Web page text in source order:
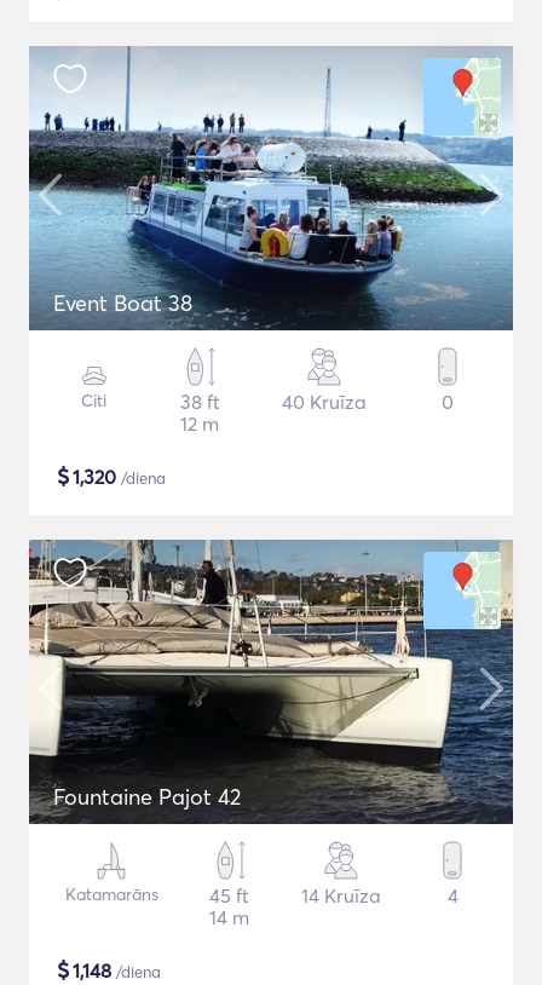
Event Boat 38
Citi
38 ft
12 m
40 Kruīza 0
$1,320 /diena
Fountaine Pajot 42
Katamarāns
45 ft
14 m
14 Kruīza 4
$1,148 /diena